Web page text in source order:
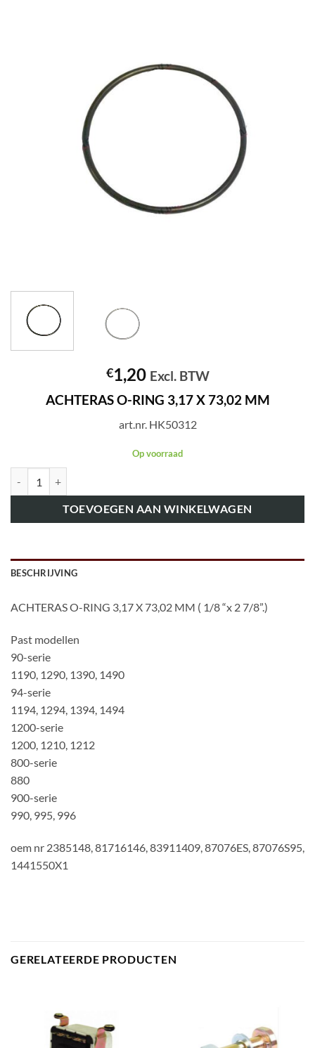
€1,20 Excl. BTW
ACHTERAS O-RING 3,17 X 73,02 MM
art.nr. HK50312
Op voorraad
TOEVOEGEN AAN WINKELWAGEN
BESCHRIJVING
ACHTERAS O-RING 3,17 X 73,02 MM ( 1/8 “x 2 7/8”.)
Past modellen
90-serie
1190, 1290, 1390, 1490
94-serie
1194, 1294, 1394, 1494
1200-serie
1200, 1210, 1212
800-serie
880
900-serie
990, 995, 996
oem nr 2385148, 81716146, 83911409, 87076ES, 87076S95,
1441550X1
GERELATEERDE PRODUCTEN